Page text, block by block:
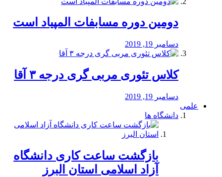
دومین دوره مسابفات المپیاد است
دسامبر 19, 2019
کلاس تئوری مربی گری درجه ۳ آقا
دسامبر 19, 2019
علمی
دانشگاه ها
بازگشت ساعت کاری دانشگاه
آزاد اسلامی استان البرز